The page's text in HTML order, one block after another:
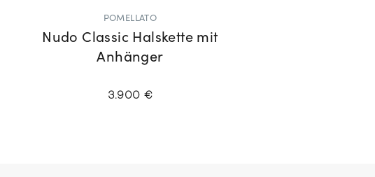
POMELLATO
Nudo Classic Halskette mit
Anhänger
3.900 €